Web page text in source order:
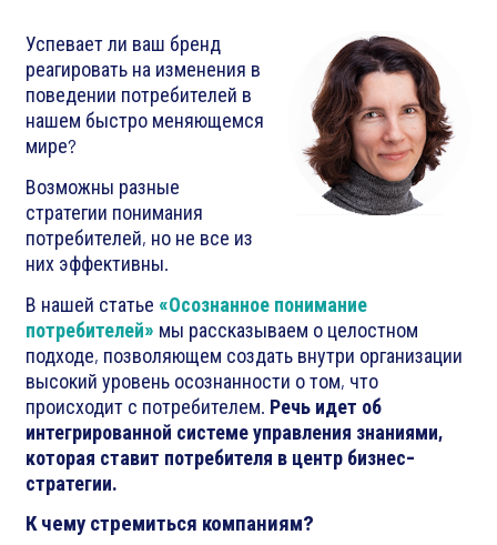
Успевает ли ваш бренд
реагировать на изменения в
поведении потребителей в
нашем быстро меняющемся
мире?
Возможны разные
стратегии понимания
потребителей, но не все из
них эффективны.
В нашей статье «Осознанное понимание
потребителей» мы рассказываем о целостном
подходе, позволяющем создать внутри организации
высокий уровень осознанности о том, что
происходит с потребителем. Речь идет об
интегрированной системе управления знаниями,
которая ставит потребителя в центр бизнес-
стратегии.
К чему стремиться компаниям?